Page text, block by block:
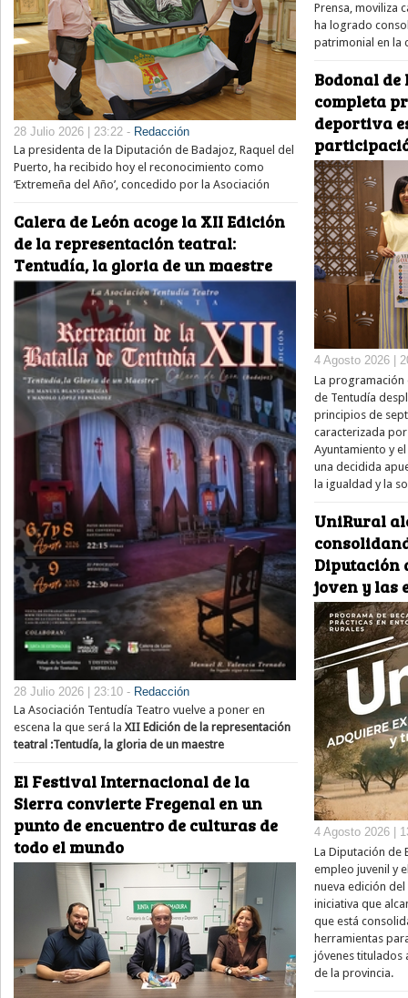
28 Julio 2026 | 23:22 - Redacción
La presidenta de la Diputación de Badajoz, Raquel del
Puerto, ha recibido hoy el reconocimiento como
‘Extremeña del Año’, concedido por la Asociación
Calera de León acoge la XII Edición
de la representación teatral:
Tentudía, la gloria de un maestre
28 Julio 2026 | 23:10 - Redacción
La Asociación Tentudía Teatro vuelve a poner en
escena la que será la XII Edición de la representación
teatral :Tentudía, la gloria de un maestre
El Festival Internacional de la
Sierra convierte Fregenal en un
punto de encuentro de culturas de
todo el mundo
Prensa, moviliza
ha logrado
patrimonial en la
Bodonal
completa
deportiva
4 Agosto 2026 |
La programación
de Tentudía
principios de
caracterizada
Ayuntamiento y
una decidida
la igualdad y la
UniRural
Diputación
joven y las
4 Agosto 2026 |
La Diputación de
empleo juvenil y
nueva edición
iniciativa que
que está
herramientas
jóvenes titulados
de la provincia.